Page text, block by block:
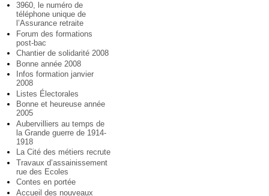
3960, le numéro de
téléphone unique de
l’Assurance retraite
Forum des formations
post-bac
Chantier de solidarité 2008
Bonne année 2008
Infos formation janvier
2008
Listes Électorales
Bonne et heureuse année
2005
Aubervilliers au temps de
la Grande guerre de 1914-
1918
La Cité des métiers recrute
Travaux d’assainissement
rue des Ecoles
Contes en portée
Accueil des nouveaux